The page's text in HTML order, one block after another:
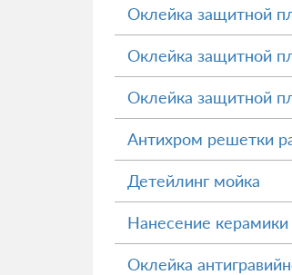
Оклейка защитной
Оклейка защитной
Оклейка защитной
Антихром решетки
Детейлинг мойка
Нанесение керамики
Оклейка